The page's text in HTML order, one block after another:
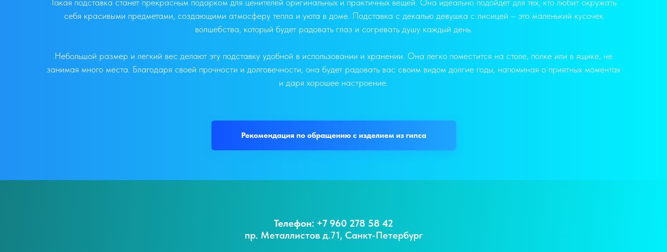
Такая подставка станет прекрасным подарком для ценителей оригинальных и практичных вещей. Она идеально подойдет для тех, кто любит окружать
себя красивыми предметами, создающими атмосферу тепла и уюта в доме. Подставка с декалью девушка с лисицей – это маленький кусочек
волшебства, который будет радовать глаз и согревать душу каждый день.
Небольшой размер и легкий вес делают эту подставку удобной в использовании и хранении. Она легко поместится на столе, полке или в ящике, не
занимая много места. Благодаря своей прочности и долговечности, она будет радовать вас своим видом долгие годы, напоминая о приятных моментах
и даря хорошее настроение.
Рекомендация по обращению с изделием из гипса
Телефон: +7 960 278 58 42
пр. Металлистов д.71, Санкт-Петербург